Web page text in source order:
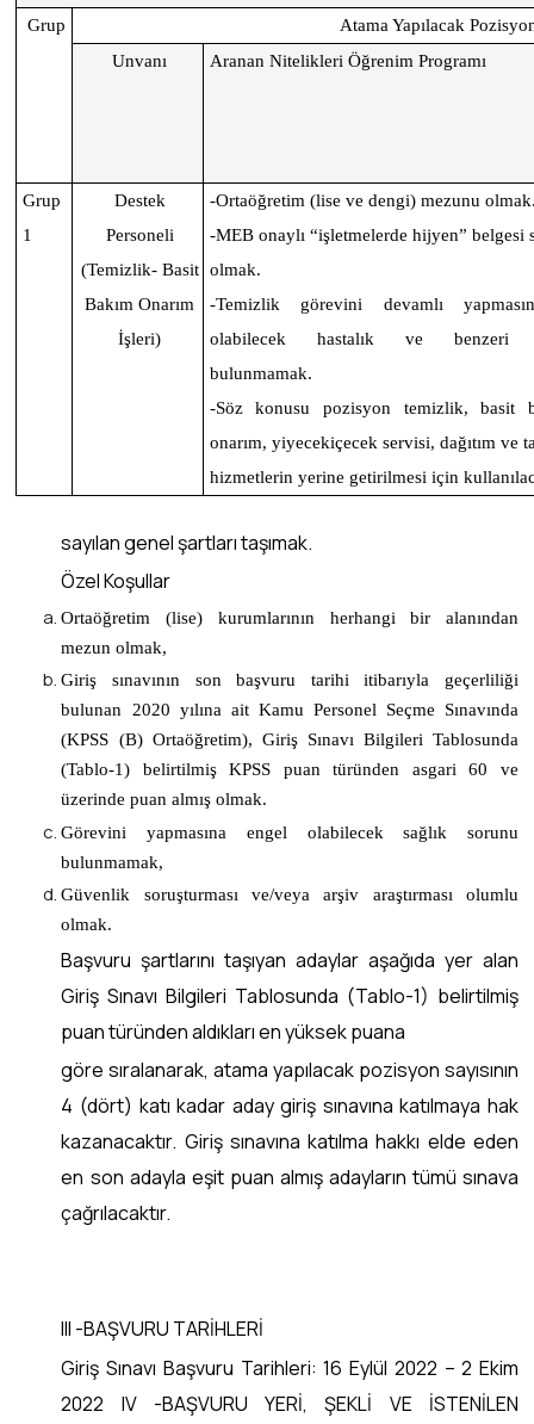
Grup
Atama Yapılacak
Unvanı
Aranan Nitelikleri Öğrenim Programı
Grup
1
Destek
Personeli
(Temizlik- Basit
Bakım Onarım
İşleri)
-Ortaöğretim (lise ve dengi) mezunu
-MEB onaylı “işletmelerde hijyen” belgesi
olmak.
-Temizlik görevini devamlı
olabilecek hastalık ve benzeri
bulunmamak.
-Söz konusu pozisyon temizlik, basit
onarım, yiyecekiçecek servisi, dağıtım ve
hizmetlerin yerine getirilmesi için
sayılan genel şartları taşımak.
Özel Koşullar
Ortaöğretim (lise) kurumlarının herhangi bir alanından
mezun olmak,
Giriş sınavının son başvuru tarihi itibarıyla geçerliliği
bulunan 2020 yılına ait Kamu Personel Seçme Sınavında
(KPSS (B) Ortaöğretim), Giriş Sınavı Bilgileri Tablosunda
(Tablo-1) belirtilmiş KPSS puan türünden asgari 60 ve
üzerinde puan almış olmak.
Görevini yapmasına engel olabilecek sağlık sorunu
bulunmamak,
Güvenlik soruşturması ve/veya arşiv araştırması olumlu
olmak.
Başvuru şartlarını taşıyan adaylar aşağıda yer alan
Giriş Sınavı Bilgileri Tablosunda (Tablo-1) belirtilmiş
puan türünden aldıkları en yüksek puana
göre sıralanarak, atama yapılacak pozisyon sayısının
4 (dört) katı kadar aday giriş sınavına katılmaya hak
kazanacaktır. Giriş sınavına katılma hakkı elde eden
en son adayla eşit puan almış adayların tümü sınava
çağrılacaktır.
III -BAŞVURU TARİHLERİ
Giriş Sınavı Başvuru Tarihleri: 16 Eylül 2022 – 2 Ekim
2022 IV -BAŞVURU YERİ, ŞEKLİ VE İSTENİLEN